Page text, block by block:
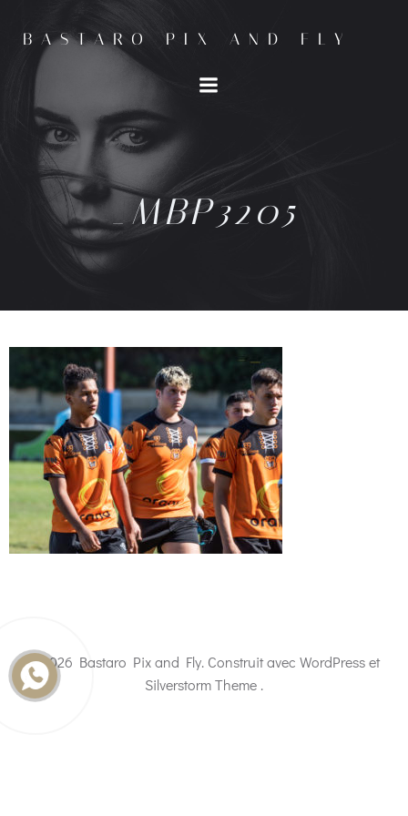
BASTARO PIX AND FLY
_MBP3205
© 2026 Bastaro Pix and Fly. Construit avec WordPress et
Silverstorm Theme .